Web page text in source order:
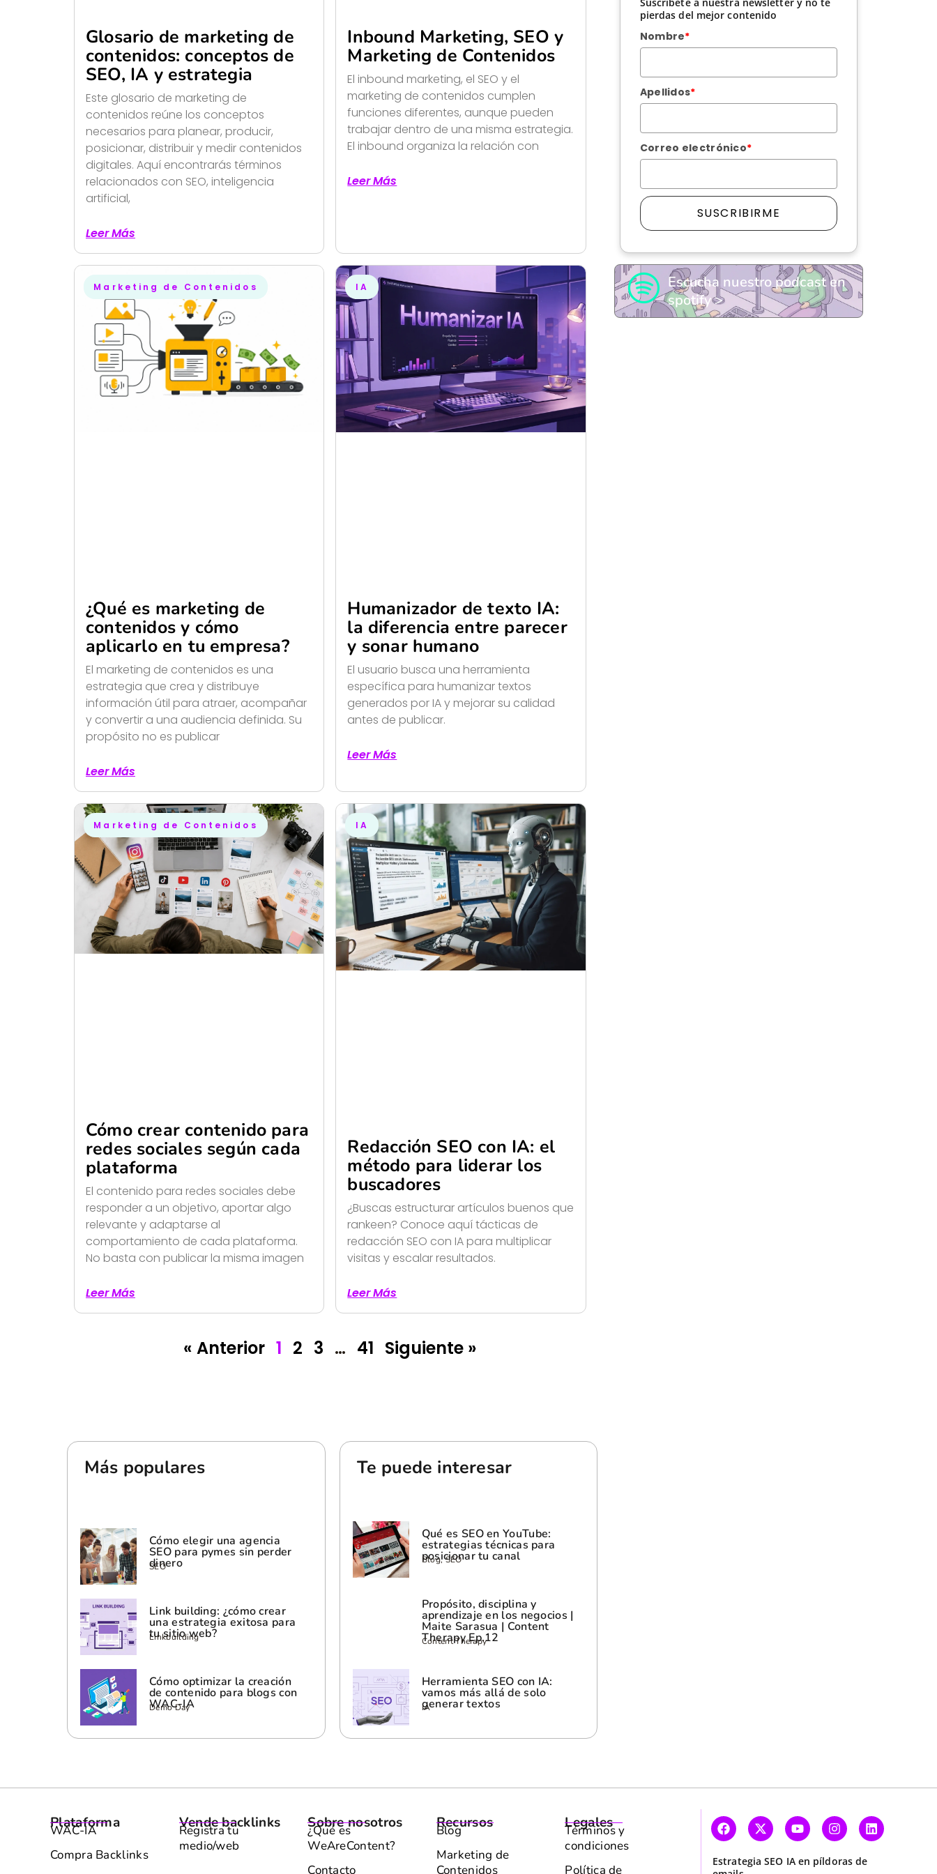
Glosario de marketing de
contenidos: conceptos de
SEO, IA y estrategia
Este glosario de marketing de
contenidos reúne los conceptos
necesarios para planear, producir,
posicionar, distribuir y medir contenidos
digitales. Aquí encontrarás términos
relacionados con SEO, inteligencia
artificial,
Leer Más
Inbound Marketing, SEO y
Marketing de Contenidos
El inbound marketing, el SEO y el
marketing de contenidos cumplen
funciones diferentes, aunque pueden
trabajar dentro de una misma estrategia.
El inbound organiza la relación con
Leer Más
Marketing de Contenidos
¿Qué es marketing de
contenidos y cómo
aplicarlo en tu empresa?
El marketing de contenidos es una
estrategia que crea y distribuye
información útil para atraer, acompañar
y convertir a una audiencia definida. Su
propósito no es publicar
Leer Más
IA
Humanizador de texto IA:
la diferencia entre parecer
y sonar humano
El usuario busca una herramienta
específica para humanizar textos
generados por IA y mejorar su calidad
antes de publicar.
Leer Más
Marketing de Contenidos
Cómo crear contenido para
redes sociales según cada
plataforma
El contenido para redes sociales debe
responder a un objetivo, aportar algo
relevante y adaptarse al
comportamiento de cada plataforma.
No basta con publicar la misma imagen
Leer Más
IA
Redacción SEO con IA: el
método para liderar los
buscadores
¿Buscas estructurar artículos buenos que
rankeen? Conoce aquí tácticas de
redacción SEO con IA para multiplicar
visitas y escalar resultados.
Leer Más
« Anterior 1 2 3 … 41 Siguiente »
pierdas del mejor contenido
Nombre*
Apellidos*
Correo electrónico*
SUSCRIBIRME
Escucha nuestro podcast en
spotify >
Más populares
Cómo elegir una agencia
SEO para pymes sin perder
dinero
SEO
Link building: ¿cómo crear
una estrategia exitosa para
tu sitio web?
Linkbuilding
Cómo optimizar la creación
de contenido para blogs con
WAC-IA
Demo Day
Te puede interesar
Qué es SEO en YouTube:
estrategias técnicas para
posicionar tu canal
Blog, SEO
Propósito, disciplina y
aprendizaje en los negocios |
Maite Sarasua | Content
Therapy Ep.12
Content Therapy
Herramienta SEO con IA:
vamos más allá de solo
generar textos
IA
Genera contenido IA con la estructura
y las palabras clave que necesitas
Plataforma
WAC-IA
Compra Backlinks
Vende backlinks
Registra tu
medio/web
Sobre nosotros
¿Qué es
WeAreContent?
Contacto
Recursos
Blog
Marketing de
Contenidos
Legales
Términos y
condiciones
Política de
Estrategia SEO IA en píldoras de